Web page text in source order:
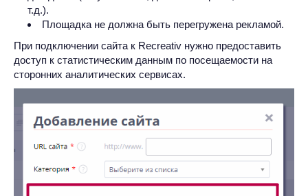
т.д.).
Площадка не должна быть перегружена рекламой.
При подключении сайта к Recreativ нужно предоставить
доступ к статистическим данным по посещаемости на
сторонних аналитических сервисах.